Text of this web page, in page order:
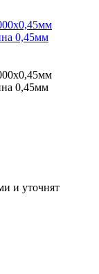
и уточнят